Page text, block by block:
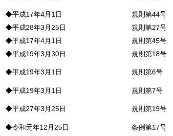
◆平成17年4月1日
規則第44号
◆平成28年3月25日
規則第27号
◆平成17年4月1日
規則第45号
◆平成19年3月30日
規則第18号
◆平成19年3月1日 規則第6号
◆平成19年3月1日
規則第7号
◆平成27年3月25日 規則第19号
◆令和元年12月25日
条例第17号